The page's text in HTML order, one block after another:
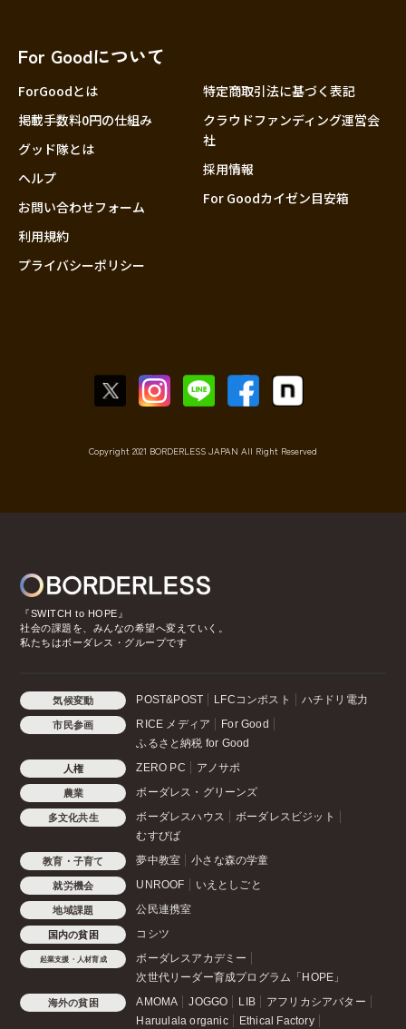
For Goodについて
ForGoodとは
掲載手数料0円の仕組み
グッド隊とは
ヘルプ
お問い合わせフォーム
利用規約
プライバシーポリシー
特定商取引法に基づく表記
クラウドファンディング運営会
社
採用情報
For Goodカイゼン目安箱
Copyright 2021 BORDERLESS JAPAN All Right Reserved
『SWITCH to HOPE』
社会の課題を、みんなの希望へ変えていく。
私たちはボーダレス・グループです
気候変動 POST&POST LFCコンポスト ハチドリ電力
市民参画 RICE メディア
For Good
ふるさと納税 for Good
人権 ZERO PC アノサポ
農業 ボーダレス・グリーンズ
多文化共生 ボーダレスハウス
ボーダレスビジット
むすびば
教育・子育て 夢中教室 小さな森の学童
就労機会 UNROOF いえとしごと
地域課題 公民連携室
国内の貧困 コシツ
起業支援・人材育成
ボーダレスアカデミー
次世代リーダー育成プログラム「HOPE」
海外の貧困 AMOMA JOGGO LIB
アフリカシアバター
Haruulala organic
Ethical Factory